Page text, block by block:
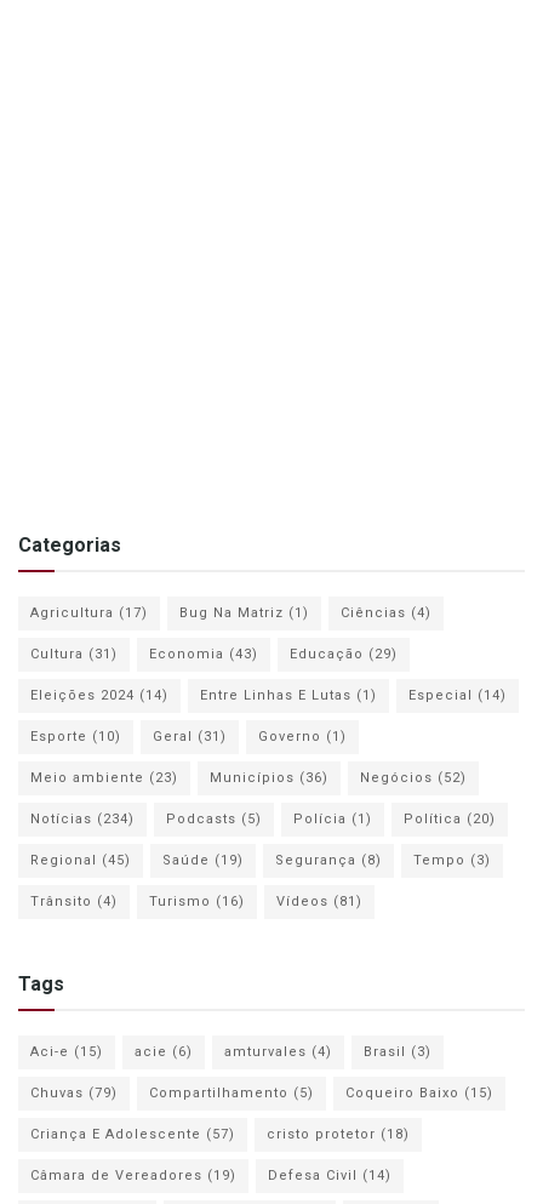
Categorias
Agricultura (17) Bug Na Matriz (1) Ciências (4)
Cultura (31) Economia (43) Educação (29)
Eleições 2024 (14) Entre Linhas E Lutas (1) Especial (14)
Esporte (10) Geral (31) Governo (1)
Meio ambiente (23) Municípios (36) Negócios (52)
Notícias (234) Podcasts (5) Polícia (1) Política (20)
Regional (45) Saúde (19) Segurança (8) Tempo (3)
Trânsito (4) Turismo (16) Vídeos (81)
Tags
Aci-e (15) acie (6) amturvales (4) Brasil (3)
Chuvas (79) Compartilhamento (5) Coqueiro Baixo (15)
Criança E Adolescente (57) cristo protetor (18)
Câmara de Vereadores (19) Defesa Civil (14)